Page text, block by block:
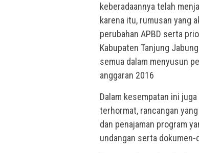
keberadaannya telah
karena itu, rumusan yang
perubahan APBD serta
Kabupaten Tanjung
semua dalam menyusun
anggaran 2016
Dalam kesempatan ini
terhormat, rancangan
dan penajaman program
undangan serta dokumen-